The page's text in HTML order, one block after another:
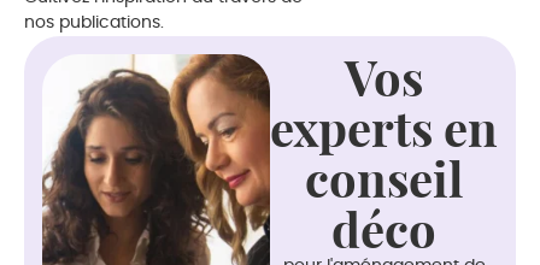
nos publications.
Vos
experts en
conseil
déco